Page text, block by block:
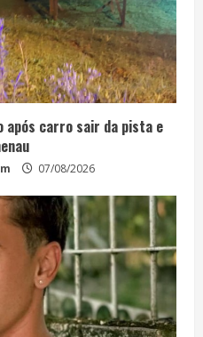
após carro sair da pista e
07/08/2026